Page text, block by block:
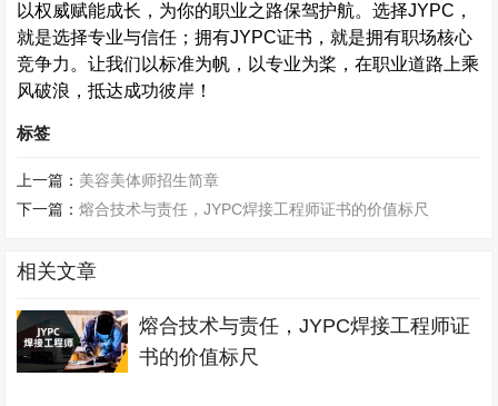
以权威赋能成长，为你的职业之路保驾护航。选择JYPC ，
就是选择专业与信任；拥有JYPC证书，就是拥有职场核心
竞争力。让我们以标准为帆，以专业为桨，在职业道路上乘
风破浪，抵达成功彼岸！
标签
上一篇： 美容美体师招生简章
下一篇：熔合技术与责任，JYPC焊接工程师证书的价值标尺
相关文章
熔合技术与责任，JYPC焊接工程师证
书的价值标尺